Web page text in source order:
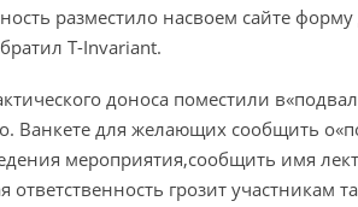
разместило насвоем сайте
T-Invariant.
доноса поместили
Ванкете для желающих сообщить
мероприятия,сообщить имя
грозит участникам